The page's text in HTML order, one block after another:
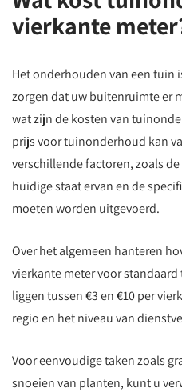
vierkante
Het onderhouden van een tuin
zorgen dat uw buitenruimte er
wat zijn de kosten van
prijs voor tuinonderhoud kan
verschillende factoren, zoals
huidige staat ervan en de
moeten worden uitgevoerd.
Over het algemeen hanteren
vierkante meter voor
liggen tussen €3 en €10 per
regio en het niveau van
Voor eenvoudige taken zoals
snoeien van planten, kunt u